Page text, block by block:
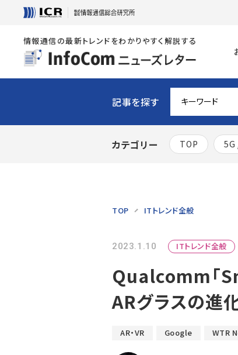
情報通信の最新トレンドをわかりやすく解説する
記事を探す
カテゴリー TOP 5G
TOP ITトレンド全般
2023.1.10 ITトレンド全般
Qualcomm「
ARグラスの進
AR・VR Google WTR